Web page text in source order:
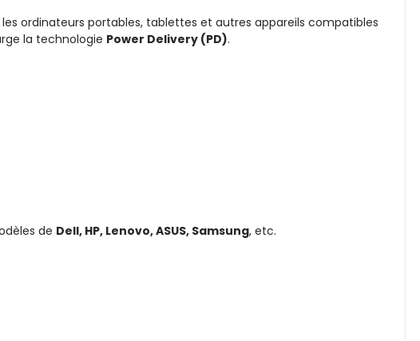
ordinateurs portables, tablettes et autres appareils compatibles
la technologie Power Delivery (PD).
de Dell, HP, Lenovo, ASUS, Samsung, etc.